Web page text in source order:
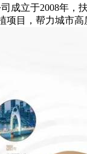
立于2008年，扶
项目，帮力城市